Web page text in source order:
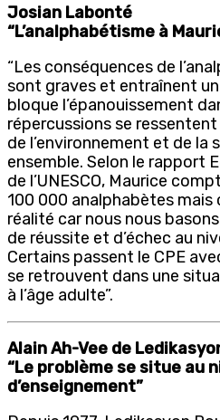
Josian Labonté
“L’analphabétisme à
“Les conséquences de
sont graves et entraînent
bloque l’épanouissement
répercussions se
de l’environnement et de la
ensemble. Selon le rapport
de l’UNESCO, Maurice
100 000 analphabètes mais
réalité car nous nous
de réussite et d’échec au
Certains passent le CPE
se retrouvent dans une
à l’âge adulte”.
Alain Ah-Vee de
“Le problème se situe au
d’enseignement”